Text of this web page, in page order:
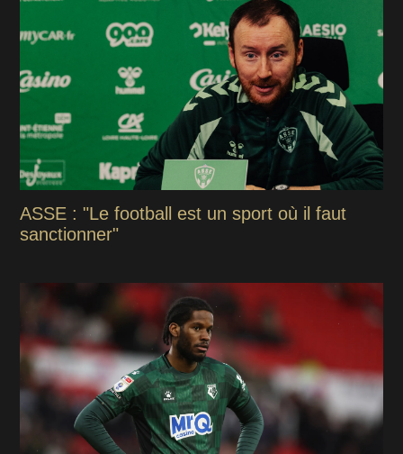
ASSE : "Le football est un sport où il faut
sanctionner"